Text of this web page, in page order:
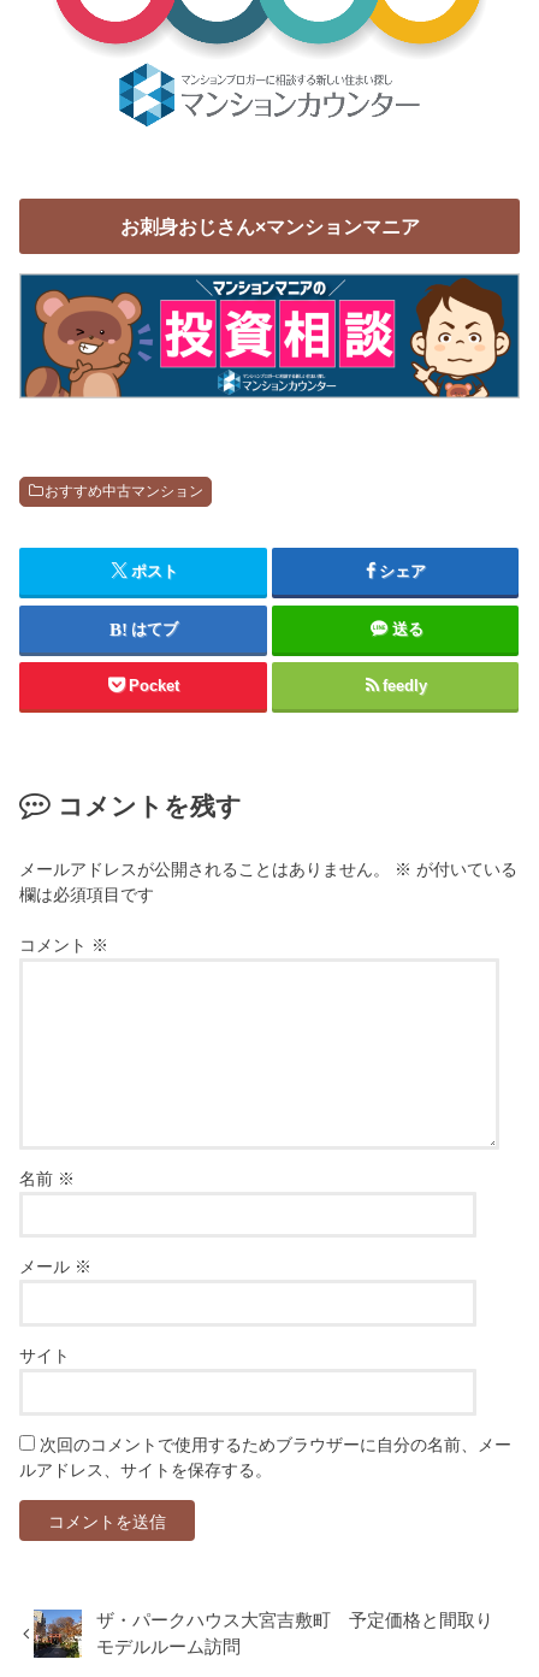
お刺身おじさん×マンションマニア
おすすめ中古マンション
ポスト シェア
はてブ 送る
Pocket feedly
コメントを残す
メールアドレスが公開されることはありません。 ※ が付いている
欄は必須項目です
コメント ※
名前 ※
メール ※
サイト
次回のコメントで使用するためブラウザーに自分の名前、メー
ルアドレス、サイトを保存する。
ザ・パークハウス大宮吉敷町 予定価格と間取り
モデルルーム訪問